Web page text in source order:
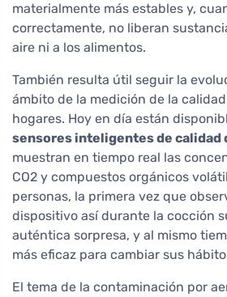
materialmente más estables y,
correctamente, no liberan
aire ni a los alimentos.
También resulta útil seguir la
ámbito de la medición de la
hogares. Hoy en día están
sensores inteligentes de calidad
muestran en tiempo real las
CO2 y compuestos orgánicos
personas, la primera vez que
dispositivo así durante la cocción
auténtica sorpresa, y al mismo
más eficaz para cambiar sus
El tema de la contaminación por